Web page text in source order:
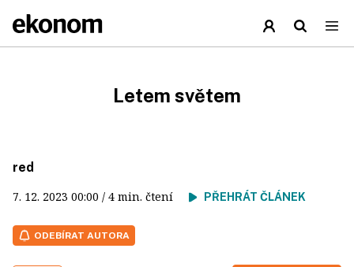
Letem světem
red
7. 12. 2023 00:00 / 4 min. čtení PŘEHRÁT ČLÁNEK
ODEBÍRAT AUTORA